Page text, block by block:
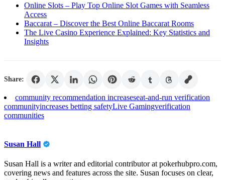
Online Slots – Play Top Online Slot Games with Seamless
Access
Baccarat – Discover the Best Online Baccarat Rooms
The Live Casino Experience Explained: Key Statistics and
Insights
Share:
community recommendation increaseseat-and-run verification
communityincreases betting safetyLive Gamingverification
communities
Susan Hall
Susan Hall is a writer and editorial contributor at pokerhubpro.com,
covering news and features across the site. Susan focuses on clear,